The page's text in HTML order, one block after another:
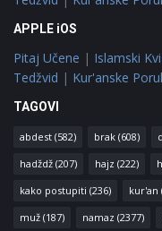
APPLE iOS
Pitaj Učene | Islamski
Tedžvid | Kur'anske
TAGOVI
abdest (582) brak (608)
hadždž (207) hajz (222)
kako postupiti (236) kur'an
muž (187) namaz (2377)